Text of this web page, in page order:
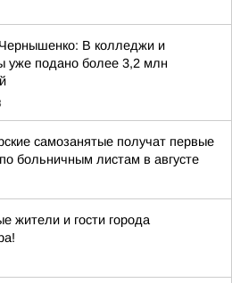
В колледжи и
уже подано более 3,2 млн
самозанятые получат первые
больничным листам в августе
жители и гости города